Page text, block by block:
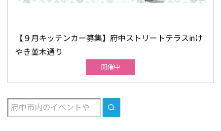
【９月キッチンカー募集】府中ストリートテラスinけ
やき並木通り
開催中
SEARCH